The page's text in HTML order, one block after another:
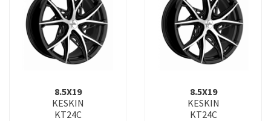
KT19N KT2
KT20 KT21
8.5X19
KESKIN
KT24C
8.5X19
KESKIN
KT24C